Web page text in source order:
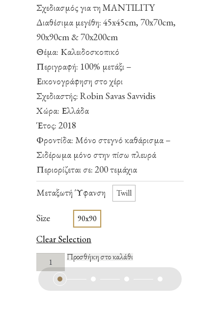
Σχεδιασμός για τη MANTILITY
Διαθέσιμα μεγέθη: 45x45cm, 70x70cm,
90x90cm & 70x200cm
Θέμα: Καλειδοσκοπικό
Περιγραφή: 100% μετάξι –
Εικονογράφηση στο χέρι
Σχεδιαστής: Robin Savas Savvidis
Χώρα: Ελλάδα
Έτος: 2018
Φροντίδα: Μόνο στεγνό καθάρισμα –
Σιδέρωμα μόνο στην πίσω πλευρά
Περιορίζεται σε: 200 τεμάχια
Μεταξωτή Ύφανση
Twill
Size 90x90
Clear Selection
The
King
of
Hearts
ποσότητα
Προσθήκη στο καλάθι